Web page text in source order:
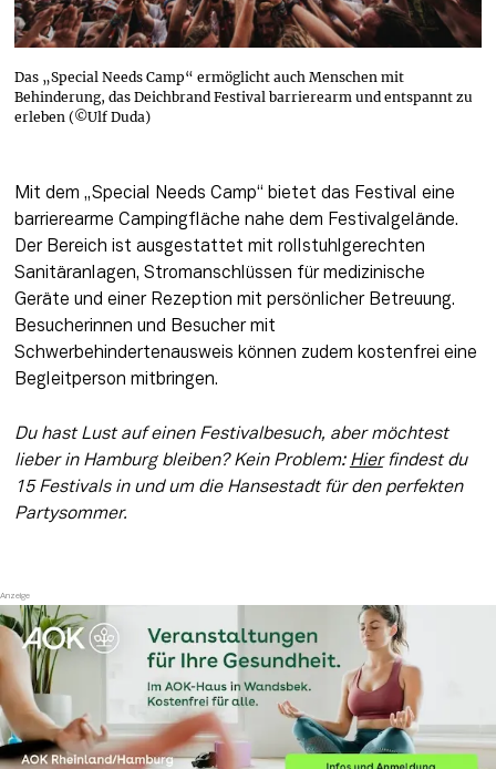
Das „Special Needs Camp“ ermöglicht auch Menschen mit
Behinderung, das Deichbrand Festival barrierearm und entspannt zu
erleben (©Ulf Duda)
Mit dem „Special Needs Camp“ bietet das Festival eine
barrierearme Campingfläche nahe dem Festivalgelände.
Der Bereich ist ausgestattet mit rollstuhlgerechten
Sanitäranlagen, Stromanschlüssen für medizinische
Geräte und einer Rezeption mit persönlicher Betreuung.
Besucherinnen und Besucher mit
Schwerbehindertenausweis können zudem kostenfrei eine
Begleitperson mitbringen.
Du hast Lust auf einen Festivalbesuch, aber möchtest
lieber in Hamburg bleiben? Kein Problem: Hier findest du
15 Festivals in und um die Hansestadt für den perfekten
Partysommer.